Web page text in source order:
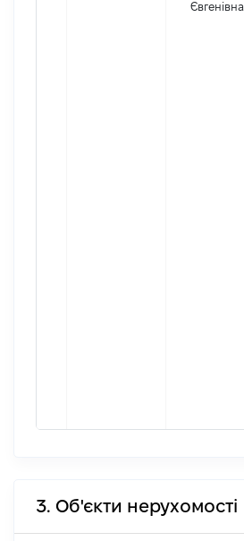
Євгенівна
3. Об'єкти нерухомості